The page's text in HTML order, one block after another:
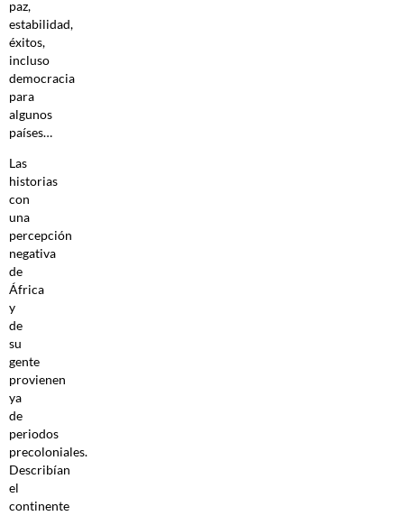
paz,
estabilidad,
éxitos,
incluso
democracia
para
algunos
países…
Las
historias
con
una
percepción
negativa
de
África
y
de
su
gente
provienen
ya
de
periodos
precoloniales.
Describían
el
continente